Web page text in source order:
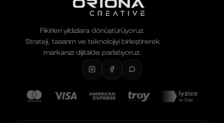
Fikirleri yıldızlara dönüştürüyoruz.
Strateji, tasarım ve teknolojiyi birleştirerek
markanızı dijitalde parlatıyoruz.